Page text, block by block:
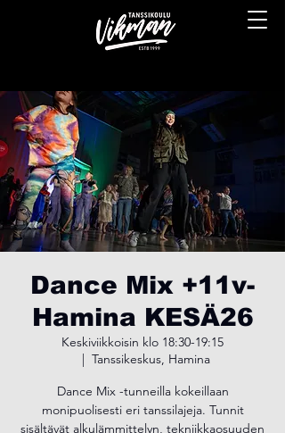
Dance Mix +11v-
Hamina KESÄ26
Keskiviikkoisin klo 18:30-19:15
  |
Tanssikeskus, Hamina
Dance Mix -tunneilla kokeillaan
monipuolisesti eri tanssilajeja. Tunnit
sisältävät alkulämmittelyn, tekniikkaosuuden